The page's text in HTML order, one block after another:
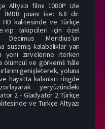
Altyazı filmi 1080P izle
puanı ise: 6.8 dır.
kalitesinde ve Türkçe
takipcileri için özel
Decimus Meridius’un
susamış kalabalıklar yarı
yeni zirvelerine iterken
ölümcül ve görkemli hâle
genişleterek, yoluna
hayatta kalanları ringde
yeryüzündeki
2 - Gladyatör 2 Türkçe
ve Türkçe Altyazı